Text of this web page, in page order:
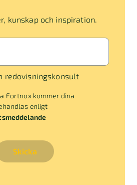
kunskap och inspiration.
redovisningskonsult
Fortnox kommer dina
enligt
Skicka